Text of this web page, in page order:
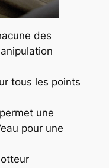
des
tous les points
une
pour une